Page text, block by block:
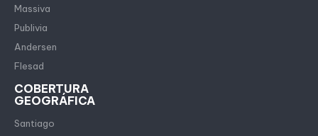
Massiva
Publivia
Andersen
Flesad
COBERTURA
GEOGRÁFICA
Santiago